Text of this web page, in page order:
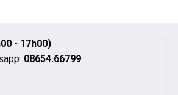
- 17h00)
08654.66799